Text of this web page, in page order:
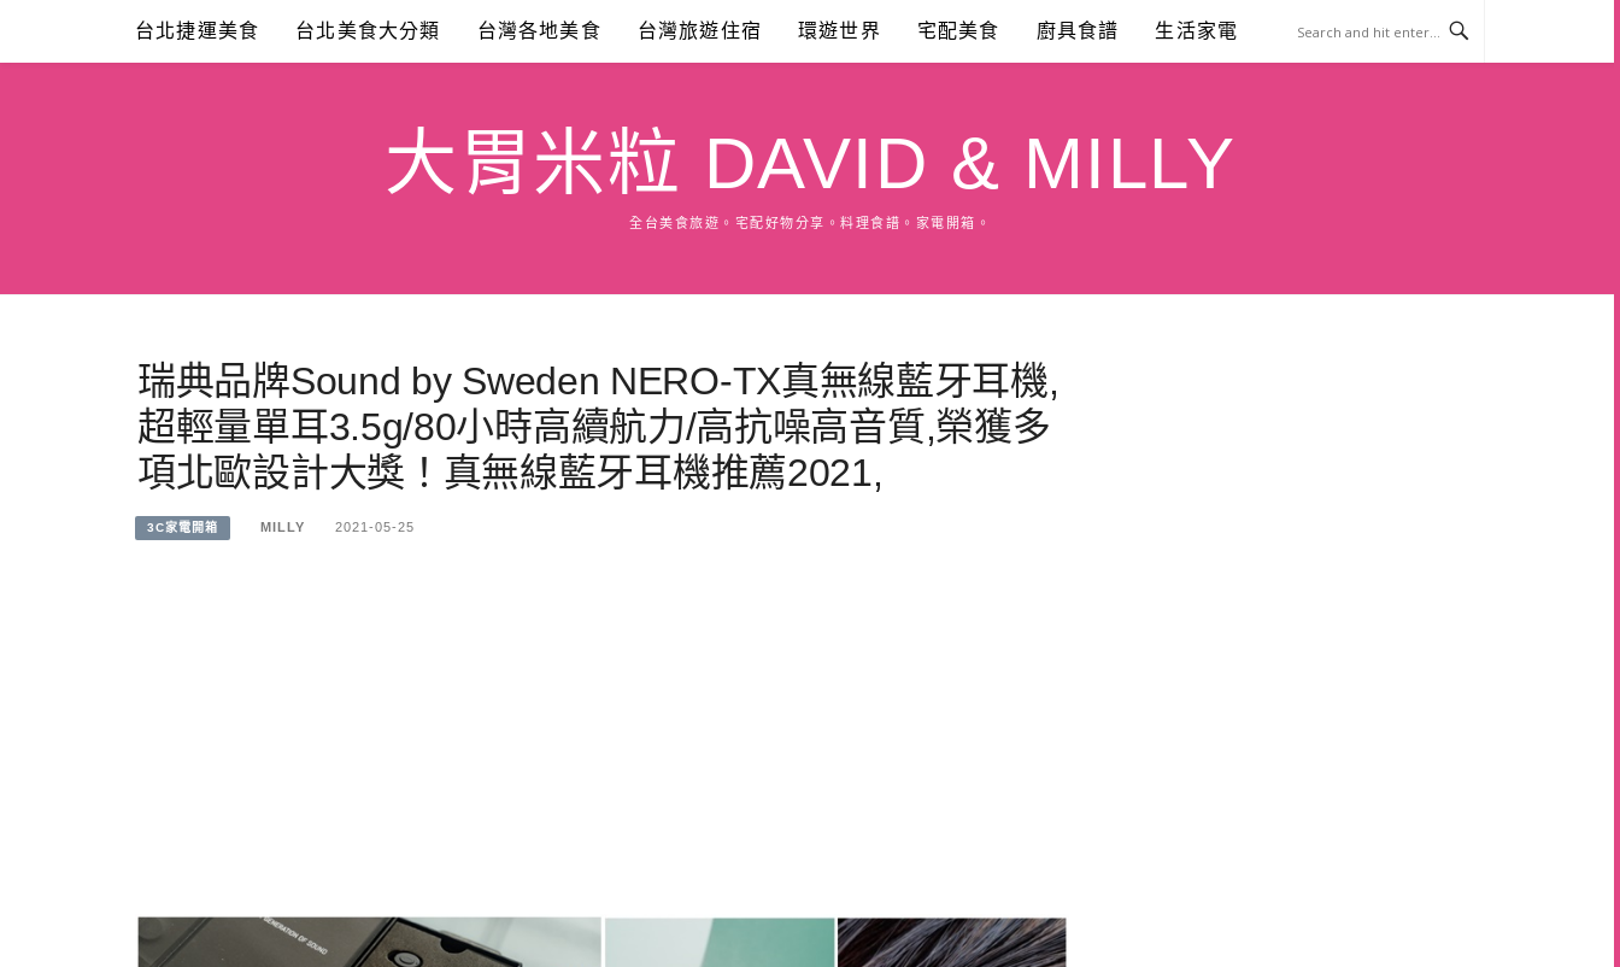
content
台北捷運美食 台北美食大分類 台灣各地美食 台灣旅遊住宿 環遊世界 宅配美食 廚具食譜 生活家電
大胃米粒 DAVID & MILLY
全台美食旅遊。宅配好物分享。料理食譜。家電開箱。
瑞典品牌Sound by Sweden NERO-TX真無線藍牙耳機,
超輕量單耳3.5g/80小時高續航力/高抗噪高音質,榮獲多
項北歐設計大獎！真無線藍牙耳機推薦2021,
3C家電開箱 MILLY 2021-05-25